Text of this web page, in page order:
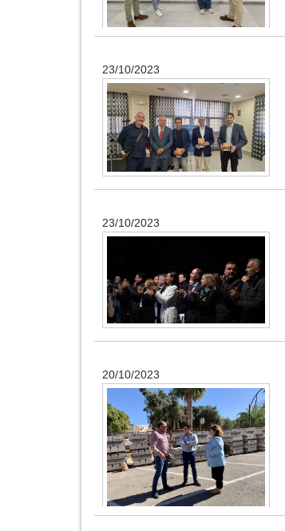
23/10/2023
23/10/2023
20/10/2023